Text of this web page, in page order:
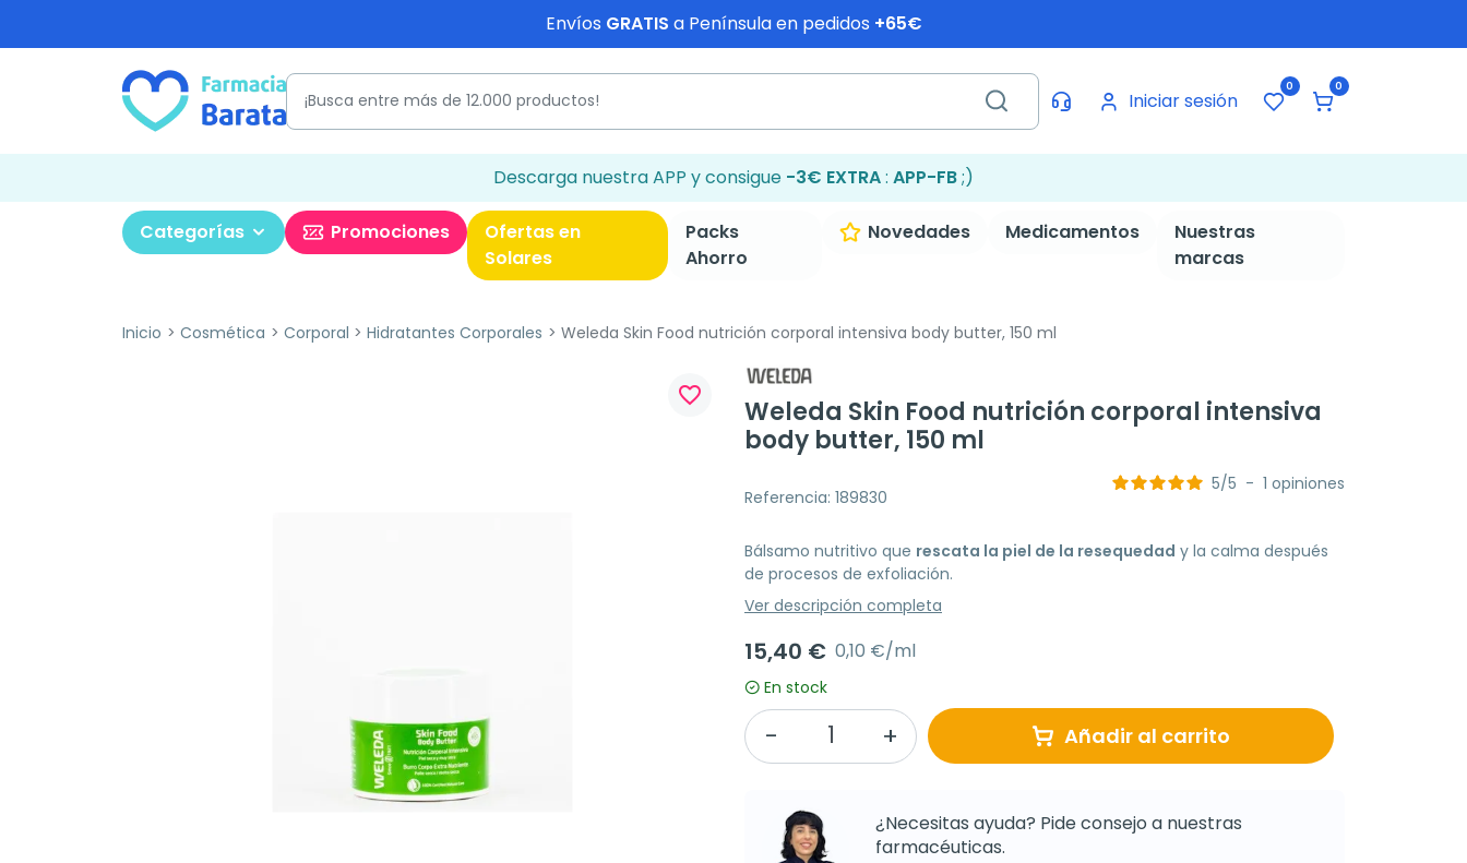
Envíos GRATIS a Península en pedidos +65€
Iniciar sesión
0 0
Descarga nuestra APP y consigue -3€ EXTRA: APP-FB;)
Categorías Promociones
Ofertas en
Solares
Packs
Ahorro
Novedades Medicamentos
Nuestras
marcas
Inicio Cosmética Corporal Hidratantes Corporales Weleda Skin Food nutrición corporal intensiva body butter, 150 ml
favorite_border
Weleda Skin Food nutrición corporal intensiva
body butter, 150 ml
Referencia: 189830
5/5 - 1 opiniones
Bálsamo nutritivo que rescata la piel de la resequedad y la calma después
de procesos de exfoliación.
Ver descripción completa
15,40 € 0,10 €/ml
En stock
Añadir al carrito
¿Necesitas ayuda? Pide consejo a nuestras
farmacéuticas.